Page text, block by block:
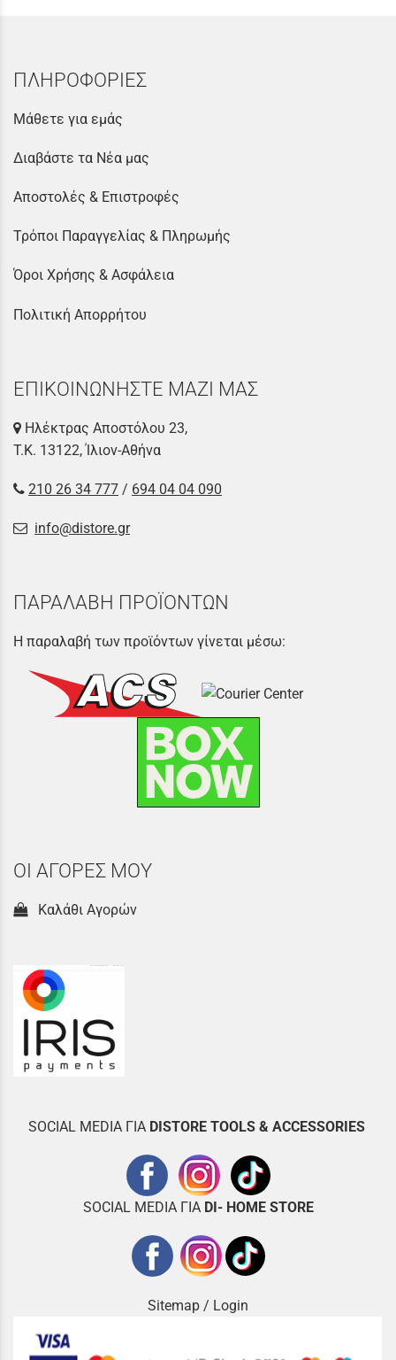
ΠΛΗΡΟΦΟΡΙΕΣ
Μάθετε για εμάς
Διαβάστε τα Νέα μας
Αποστολές & Επιστροφές
Τρόποι Παραγγελίας & Πληρωμής
Όροι Χρήσης & Ασφάλεια
Πολιτική Απορρήτου
ΕΠΙΚΟΙΝΩΝΗΣΤΕ ΜΑΖΙ ΜΑΣ
Ηλέκτρας Αποστόλου 23,
Τ.Κ. 13122, Ίλιον-Αθήνα
210 26 34 777 / 694 04 04 090
info@distore.gr
ΠΑΡΑΛΑΒΗ ΠΡΟΪΟΝΤΩΝ
Η παραλαβή των προϊόντων γίνεται μέσω:
ΟΙ ΑΓΟΡΕΣ ΜΟΥ
Καλάθι Αγορών
SOCIAL MEDIA ΓΙΑ DISTORE TOOLS & ACCESSORIES
SOCIAL MEDIA ΓΙΑ DI- HOME STORE
Sitemap / Login